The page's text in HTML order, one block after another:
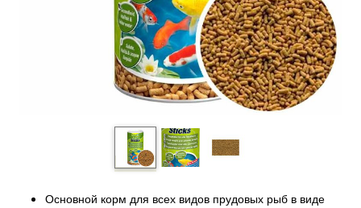
Основной корм для всех видов прудовых рыб в виде